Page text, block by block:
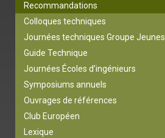
Recommandations
Colloques techniques
Journées techniques Groupe Jeunes
Guide Technique
Journées Écoles d’ingénieurs
Symposiums annuels
Ouvrages de références
Club Européen
Lexique